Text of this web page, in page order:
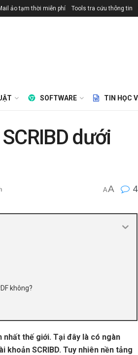
ảo tạm thời miễn phí Tools tra cứu thông tin
SOFTWARE TIN HỌC
dưới
AA 4
không?
thế giới. Tại đây là có ngàn
khoản SCRIBD. Tuy nhiên nền tảng